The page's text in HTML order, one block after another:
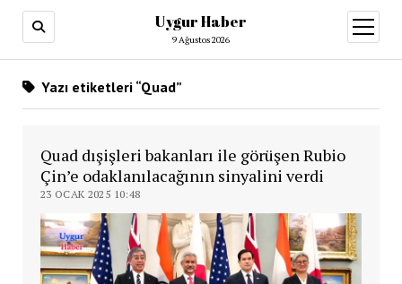
Uygur Haber
9 Ağustos 2026
aç
Yazı etiketleri “Quad”
Quad dışişleri bakanları ile görüşen Rubio
Çin’e odaklanılacağının sinyalini verdi
23 OCAK 2025 10:48